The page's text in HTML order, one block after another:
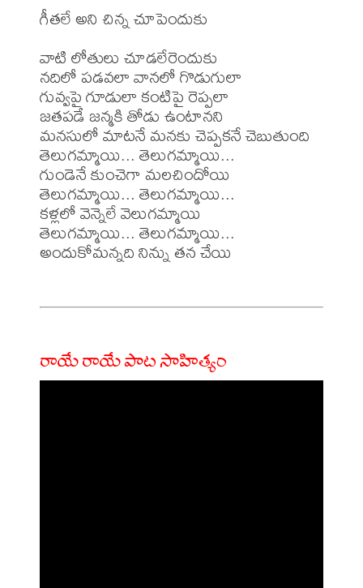
గీతలే అని చిన్న చూపెందుకు
వాటి లోతులు చూడలేరెందుకు
నదిలో పడవలా వానలో గొడుగులా
గువ్వపై గూడులా కంటిపై రెప్పలా
జతపడే జన్మకి తోడు ఉంటానని
మనసులో మాటనే మనకు చెప్పకనే చెబుతుంది
తెలుగమ్మాయి... తెలుగమ్మాయి...
గుండెనే కుంచెగా మలచిందోయి
తెలుగమ్మాయి... తెలుగమ్మాయి...
కళ్లలో వెన్నెలే వెలుగమ్మాయి
తెలుగమ్మాయి... తెలుగమ్మాయి...
అందుకోమన్నది నిన్ను తన చేయి
రాయే రాయే పాట సాహిత్యం